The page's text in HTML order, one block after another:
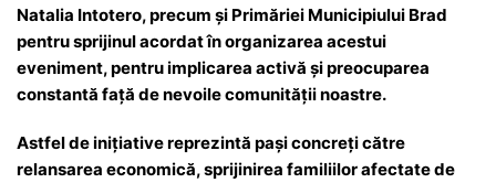
Natalia Intotero, precum și Primăriei Municipiului Brad
pentru sprijinul acordatîn organizarea acestui
eveniment, pentru implicarea activă și preocuparea
constantă față de nevoile comunității noastre.
Astfel de inițiative reprezintă pași concreți către
relansarea economică, sprijinirea familiilor afectate de